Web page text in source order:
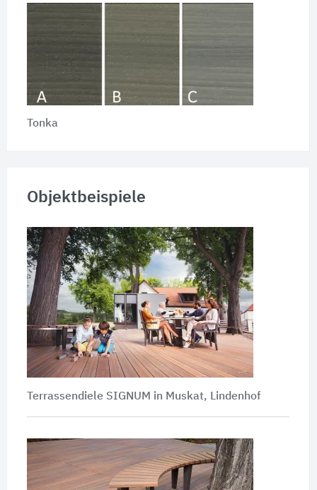
Tonka
Objektbeispiele
Terrassendiele SIGNUM in Muskat, Lindenhof